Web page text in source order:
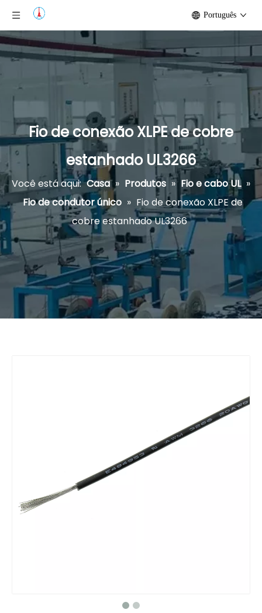
Português
Fio de conexão XLPE de cobre
estanhado UL3266
Você está aqui: Casa » Produtos » Fio e cabo UL »
Fio de condutor único » Fio de conexão XLPE de
cobre estanhado UL3266